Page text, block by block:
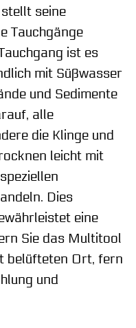
seine
Tauchgänge
ist es
mit Süßwasser
und Sedimente
alle
die Klinge und
leicht mit
Dies
eine
Sie das Multitool
belüfteten Ort, fern
und